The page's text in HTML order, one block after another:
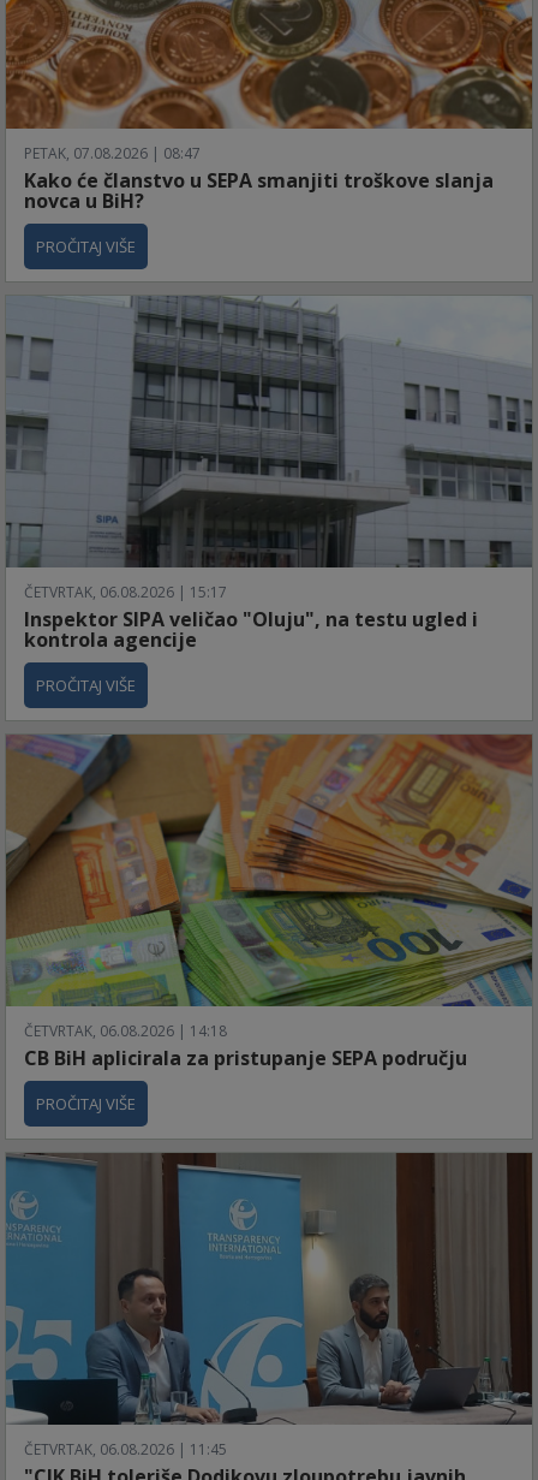
PETAK, 07.08.2026 | 08:47
Kako će članstvo u SEPA smanjiti troškove slanja
novca u BiH?
PROČITAJ VIŠE
ČETVRTAK, 06.08.2026 | 15:17
Inspektor SIPA veličao "Oluju", na testu ugled i
kontrola agencije
PROČITAJ VIŠE
ČETVRTAK, 06.08.2026 | 14:18
CB BiH aplicirala za pristupanje SEPA području
PROČITAJ VIŠE
ČETVRTAK, 06.08.2026 | 11:45